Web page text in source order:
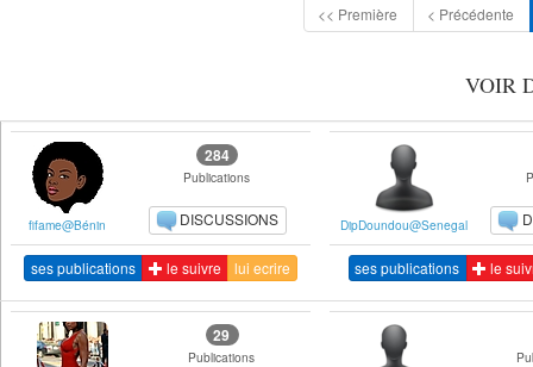
<< Première < Précédente
VOIR
fifame@Bénin
284
Publications
DISCUSSIONS
ses publications le suivre lui ecrire
DipDoundou@Senegal
ses publications le
29
Publications